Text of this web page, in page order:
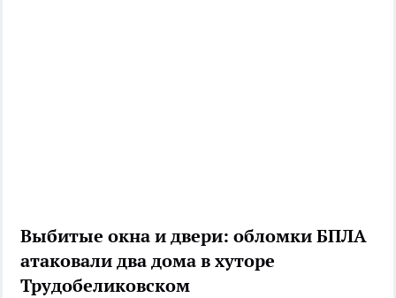
Выбитые окна и двери: обломки БПЛА
атаковали два дома в хуторе
Трудобеликовском